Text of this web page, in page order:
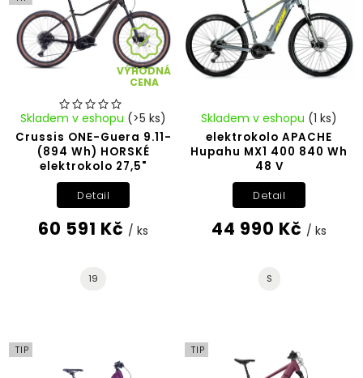
VÝHODNÁ
CENA
Crussis ONE-Guera 9.11-
(894 Wh) HORSKÉ
elektrokolo 27,5"
Skladem v eshopu (>5 ks)
60 591 Kč / ks
Detail
19
elektrokolo APACHE
Hupahu MX1 400 840 Wh
48 V
Skladem v eshopu (1 ks)
44 990 Kč / ks
Detail
S
TIP TIP